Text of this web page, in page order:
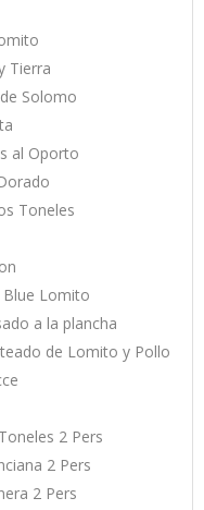
Tierra
Solomo
al Oporto
Toneles
Blue Lomito
a la plancha
de Lomito y Pollo
2 Pers
2 Pers
2 Pers